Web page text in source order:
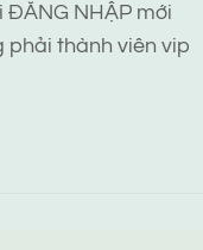
NHẬP mới
phải thành viên vip